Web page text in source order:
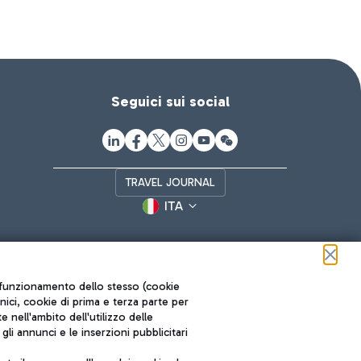
Seguici sui social
TRAVEL JOURNAL
ITA
dello stesso (cookie
cookie di prima e terza parte per
nell'ambito dell'utilizzo delle
annunci e le inserzioni pubblicitari